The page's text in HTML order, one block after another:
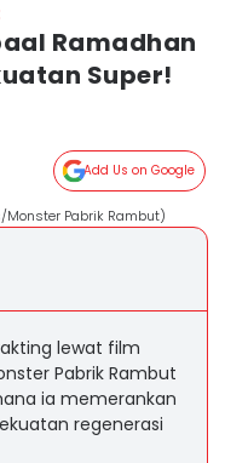
Ramadhan
Super!
Add Us on Google
Monster Pabrik Rambut)
lewat film
Pabrik Rambut
ia memerankan
regenerasi